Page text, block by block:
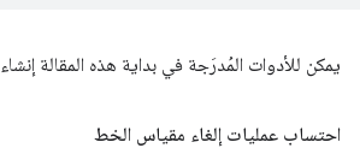
يمكن للأدوات المُدرَجة في بداية هذه المقالة
احتساب عمليات إلغاء مقياس الخط